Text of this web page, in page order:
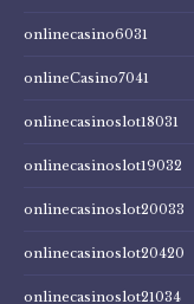
onlinecasino6031
onlineCasino7041
onlinecasinoslot18031
onlinecasinoslot19032
onlinecasinoslot20033
onlinecasinoslot20420
onlinecasinoslot21034